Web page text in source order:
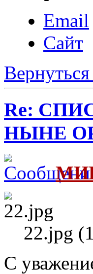
Email
Сайт
Re:
НЫНЕ
22.jpg
С